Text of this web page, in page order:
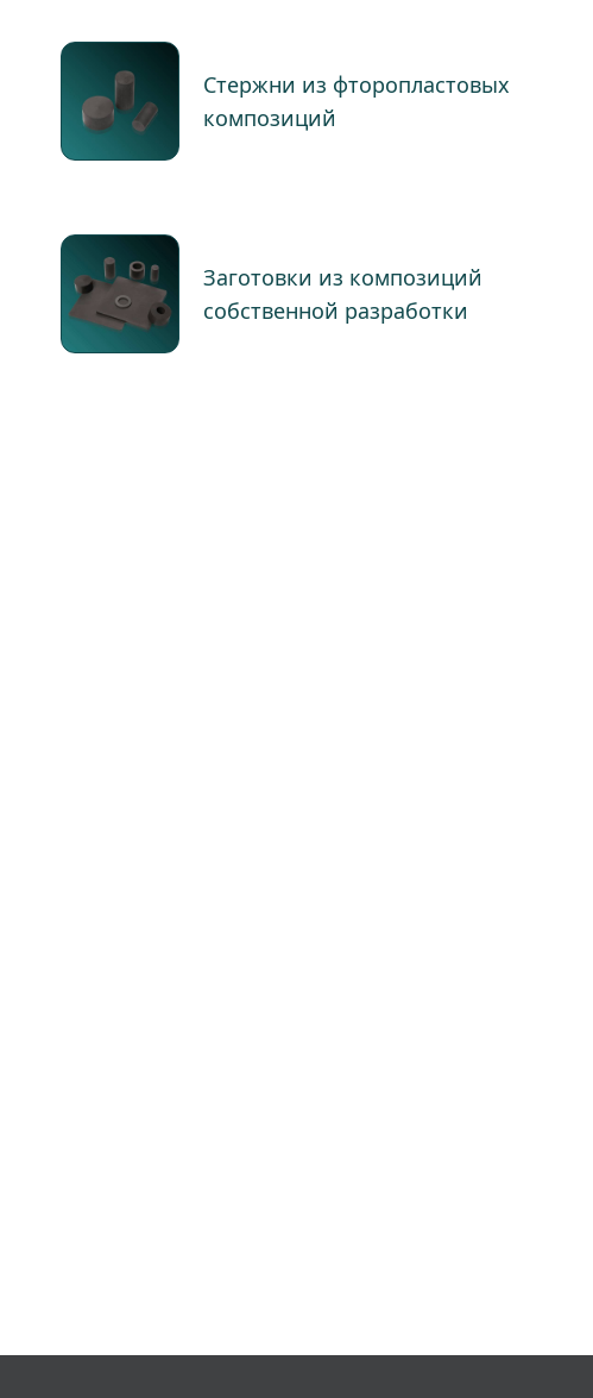
Стержни из фторопластовых
композиций
Заготовки из композиций
собственной разработки